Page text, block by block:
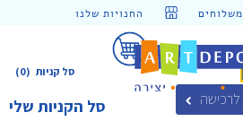
משלוחים החנויות שלנו
(0) סל קניות
סל הקניות שלי לרכישה